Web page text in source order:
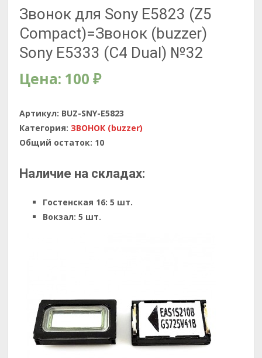
Звонок для Sony E5823 (Z5
Compact)=Звонок (buzzer)
Sony E5333 (C4 Dual) №32
Цена: 100 ₽
Артикул: BUZ-SNY-E5823
Категория: ЗВОНОК (buzzer)
Общий остаток: 10
Наличие на складах:
Гостенская 16: 5 шт.
Вокзал: 5 шт.